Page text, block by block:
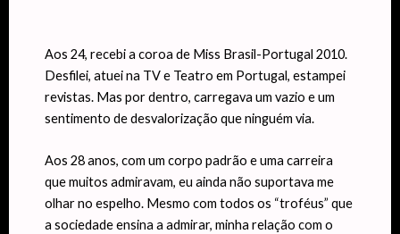
Aos 24, recebi a coroa de Miss Brasil-Portugal 2010.
Desfilei, atuei na TV e Teatro em Portugal, estampei
revistas. Mas por dentro, carregava um vazio e um
sentimento de desvalorização que ninguém via.
Aos 28 anos, com um corpo padrão e uma carreira
que muitos admiravam, eu ainda não suportava me
olhar no espelho. Mesmo com todos os “troféus” que
a sociedade ensina a admirar, minha relação com o